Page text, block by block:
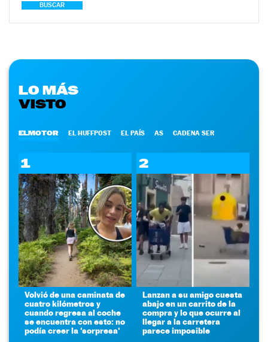
BUSCAR
LO MÁS
VISTO
ELMOTOR EL HUFFPOST EL PAÍS AS CADENA SER
1
Volvió de una caminata de
cuatro kilómetros y
cuando regresa al coche
se encuentra con esto: no
podía creer la 'sorpresa'
2
Lanzan a su amigo cuesta
abajo en un carrito de la
compra y lo que ocurre al
llegar a la carretera
parece imposible